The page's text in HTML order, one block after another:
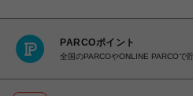
PARCOポイント
全国のPARCOやONLINE PARCOで